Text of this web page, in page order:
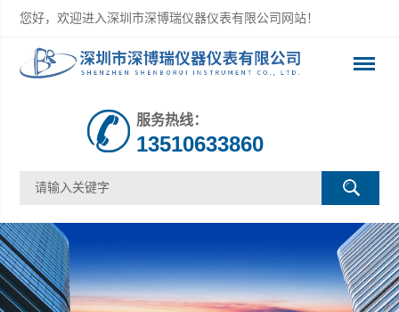
您好，欢迎进入深圳市深博瑞仪器仪表有限公司网站！
服务热线：
13510633860